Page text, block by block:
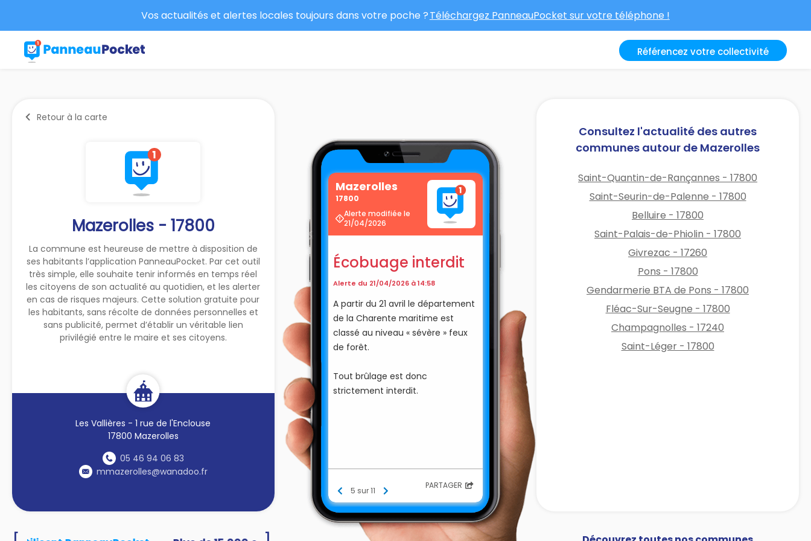
Vos actualités et alertes locales toujours dans votre poche ?Téléchargez PanneauPocket sur votre téléphone !
Référencez votre collectivité
Retour à la carte
Mazerolles - 17800
La commune est heureuse de mettre à disposition de
ses habitants l’application PanneauPocket. Par cet outil
très simple, elle souhaite tenir informés en temps réel
les citoyens de son actualité au quotidien, et les alerter
en cas de risques majeurs. Cette solution gratuite pour
les habitants, sans récolte de données personnelles et
sans publicité, permet d’établir un véritable lien
privilégié entre le maire et ses citoyens.
Les Vallières - 1 rue de l'Enclouse
17800 Mazerolles
05 46 94 06 83
mmazerolles@wanadoo.fr
Mazerolles
17800
Alerte modifiée le
21/04/2026
Écobuage interdit
Alerte du 21/04/2026 à 14:58
A partir du 21 avril le département
de la Charente maritime est
classé au niveau « sévère » feux
de forêt.
Tout brûlage est donc
strictement interdit.
5 sur 11 PARTAGER
Consultez l'actualité des autres
communes autour de Mazerolles
Saint-Quantin-de-Rançannes - 17800
Saint-Seurin-de-Palenne - 17800
Belluire - 17800
Saint-Palais-de-Phiolin - 17800
Givrezac - 17260
Pons - 17800
Gendarmerie BTA de Pons - 17800
Fléac-Sur-Seugne - 17800
Champagnolles - 17240
Saint-Léger - 17800